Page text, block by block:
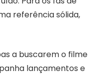
referência sólida,
a buscarem o filme
lançamentos e